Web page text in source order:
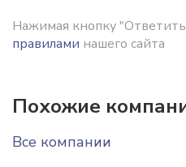
Нажимая кнопку
правилами нашего сайта
Похожие
Все компании